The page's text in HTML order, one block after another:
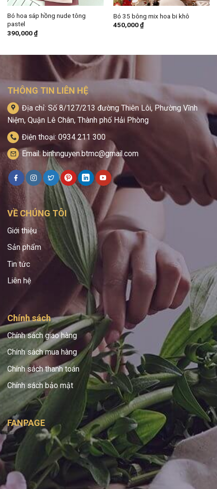
Bó hoa sáp hồng nude tông
pastel
390,000₫
Bó 35 bông mix hoa bi khô
450,000₫
THÔNG TIN LIÊN HỆ
Địa chỉ: Số 8/127/213 đường Thiên Lôi, Phường Vĩnh
Niệm, Quận Lê Chân, Thành phố Hải Phòng
Điện thoại: 0934 211 300
Email: binhnguyen.btmc@gmail.com
VỀ CHÚNG TÔI
Giới thiệu
Sản phẩm
Tin tức
Liên hệ
Chính sách
Chính sách giao hàng
Chính sách mua hàng
Chính sách thanh toán
Chính sách bảo mật
FANPAGE